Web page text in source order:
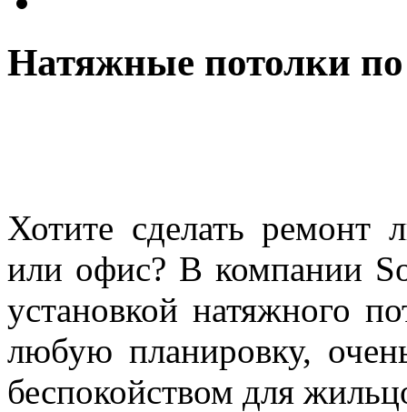
Натяжные потолки
Хотите сделать ремонт
или офис? В компании
установкой натяжного
любую планировку,
беспокойством для